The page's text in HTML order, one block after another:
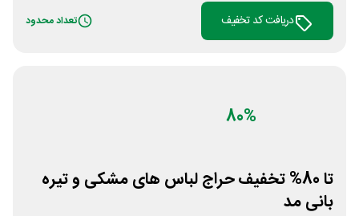
دریافت کد تخفیف
تعداد محدود
80%
تا 80% تخفیف حراج لباس های مشکی و تیره
بانی مد